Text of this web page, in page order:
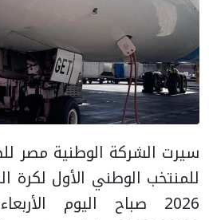
سيرت الشركة الوطنية مصر
للمنتخب الوطني الأول
2026 صباح اليوم